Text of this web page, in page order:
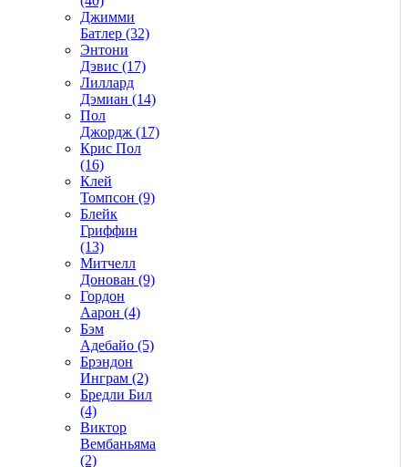
Джимми
Батлер (32)
Энтони
Дэвис (17)
Лиллард
Дэмиан (14)
Пол
Джордж (17)
Крис Пол
(16)
Клей
Томпсон (9)
Блейк
Гриффин
(13)
Митчелл
Донован (9)
Гордон
Аарон (4)
Бэм
Адебайо (5)
Брэндон
Инграм (2)
Бредли Бил
(4)
Виктор
Вембаньяма
(2)